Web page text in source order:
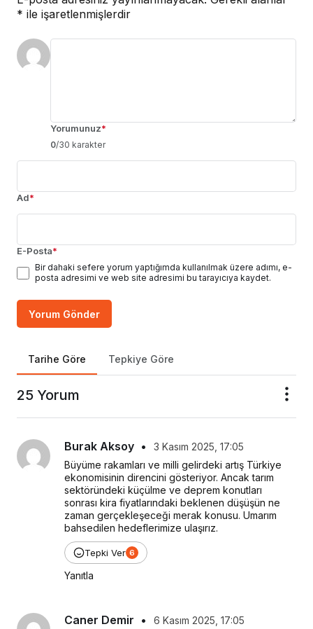
* ile işaretlenmişlerdir
Yorumunuz*
0/30 karakter
Ad*
E-Posta*
Bir dahaki sefere yorum yaptığımda kullanılmak üzere adımı, e-
posta adresimi ve web site adresimi bu tarayıcıya kaydet.
Yorum Gönder
Tarihe Göre Tepkiye Göre
25 Yorum
Burak Aksoy •
3 Kasım 2025, 17:05
Büyüme rakamları ve milli gelirdeki artış Türkiye
ekonomisinin direncini gösteriyor. Ancak tarım
sektöründeki küçülme ve deprem konutları
sonrası kira fiyatlarındaki beklenen düşüşün ne
zaman gerçekleşeceği merak konusu. Umarım
bahsedilen hedeflerimize ulaşırız.
Tepki Ver 6
Yanıtla
Caner Demir •
6 Kasım 2025, 17:05